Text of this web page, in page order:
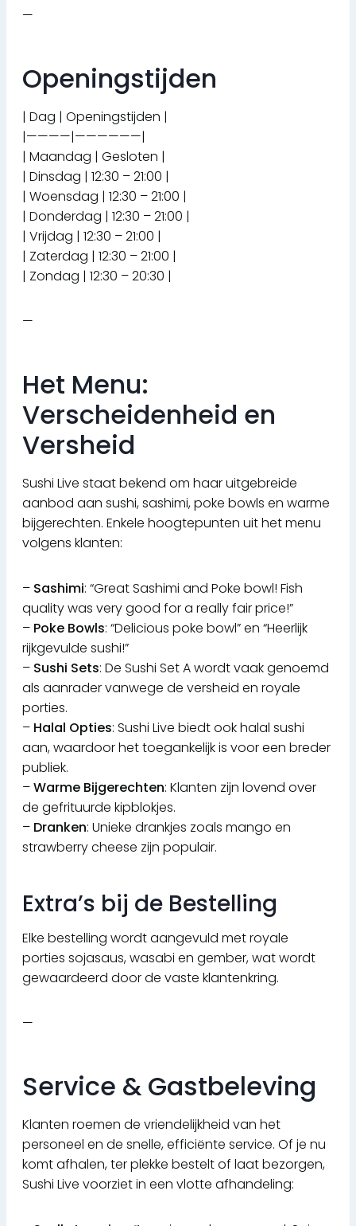
—
Openingstijden
| Dag | Openingstijden |
|————|——————|
| Maandag | Gesloten |
| Dinsdag | 12:30 – 21:00 |
| Woensdag | 12:30 – 21:00 |
| Donderdag | 12:30 – 21:00 |
| Vrijdag | 12:30 – 21:00 |
| Zaterdag | 12:30 – 21:00 |
| Zondag | 12:30 – 20:30 |
—
Het Menu:
Verscheidenheid en
Versheid
Sushi Live staat bekend om haar uitgebreide
aanbod aan sushi, sashimi, poke bowls en warme
bijgerechten. Enkele hoogtepunten uit het menu
volgens klanten:
– Sashimi: “Great Sashimi and Poke bowl! Fish
quality was very good for a really fair price!”
– Poke Bowls: “Delicious poke bowl” en “Heerlijk
rijkgevulde sushi!”
– Sushi Sets: De Sushi Set A wordt vaak genoemd
als aanrader vanwege de versheid en royale
porties.
– Halal Opties: Sushi Live biedt ook halal sushi
aan, waardoor het toegankelijk is voor een breder
publiek.
–Warme Bijgerechten: Klanten zijn lovend over
de gefrituurde kipblokjes.
– Dranken: Unieke drankjes zoals mango en
strawberry cheese zijn populair.
Extra’s bij de Bestelling
Elke bestelling wordt aangevuld met royale
porties sojasaus, wasabi en gember, wat wordt
gewaardeerd door de vaste klantenkring.
—
Service & Gastbeleving
Klanten roemen de vriendelijkheid van het
personeel en de snelle, efficiënte service. Of je nu
komt afhalen, ter plekke bestelt of laat bezorgen,
Sushi Live voorziet in een vlotte afhandeling: